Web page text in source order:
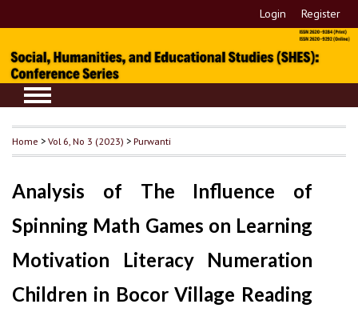
Login Register
Home >Vol 6, No 3 (2023) >Purwanti
Analysis of The Influence of
Spinning Math Games on Learning
Motivation Literacy Numeration
Children in Bocor Village Reading